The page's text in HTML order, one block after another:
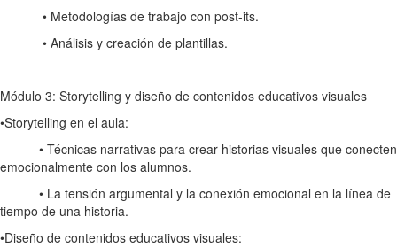
• Metodologías de trabajo con post-its.
• Análisis y creación de plantillas.
Módulo 3: Storytelling y diseño de contenidos educativos visuales
•Storytelling en el aula:
• Técnicas narrativas para crear historias visuales que conecten
emocionalmente con los alumnos.
• La tensión argumental y la conexión emocional en la línea de
tiempo de una historia.
•Diseño de contenidos educativos visuales: